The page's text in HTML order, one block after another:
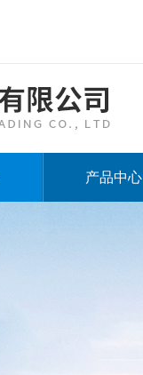
产品中心